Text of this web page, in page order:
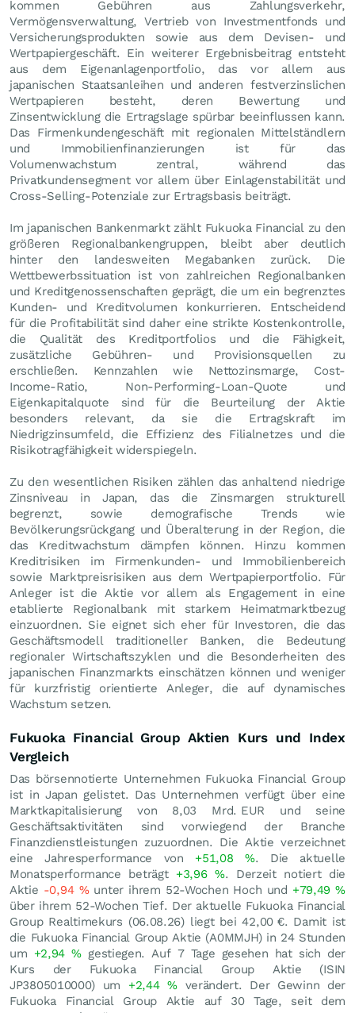
kommen Gebühren aus Zahlungsverkehr,
Vermögensverwaltung, Vertrieb von Investmentfonds und
Versicherungsprodukten sowie aus dem Devisen- und
Wertpapiergeschäft. Ein weiterer Ergebnisbeitrag entsteht
aus dem Eigenanlagenportfolio, das vor allem aus
japanischen Staatsanleihen und anderen festverzinslichen
Wertpapieren besteht, deren Bewertung und
Zinsentwicklung die Ertragslage spürbar beeinflussen kann.
Das Firmenkundengeschäft mit regionalen Mittelständlern
und Immobilienfinanzierungen ist für das
Volumenwachstum zentral, während das
Privatkundensegment vor allem über Einlagenstabilität und
Cross-Selling-Potenziale zur Ertragsbasis beiträgt.
Im japanischen Bankenmarkt zählt Fukuoka Financial zu den
größeren Regionalbankengruppen, bleibt aber deutlich
hinter den landesweiten Megabanken zurück. Die
Wettbewerbssituation ist von zahlreichen Regionalbanken
und Kreditgenossenschaften geprägt, die um ein begrenztes
Kunden- und Kreditvolumen konkurrieren. Entscheidend
für die Profitabilität sind daher eine strikte Kostenkontrolle,
die Qualität des Kreditportfolios und die Fähigkeit,
zusätzliche Gebühren- und Provisionsquellen zu
erschließen. Kennzahlen wie Nettozinsmarge, Cost-
Income-Ratio, Non-Performing-Loan-Quote und
Eigenkapitalquote sind für die Beurteilung der Aktie
besonders relevant, da sie die Ertragskraft im
Niedrigzinsumfeld, die Effizienz des Filialnetzes und die
Risikotragfähigkeit widerspiegeln.
Zu den wesentlichen Risiken zählen das anhaltend niedrige
Zinsniveau in Japan, das die Zinsmargen strukturell
begrenzt, sowie demografische Trends wie
Bevölkerungsrückgang und Überalterung in der Region, die
das Kreditwachstum dämpfen können. Hinzu kommen
Kreditrisiken im Firmenkunden- und Immobilienbereich
sowie Marktpreisrisiken aus dem Wertpapierportfolio. Für
Anleger ist die Aktie vor allem als Engagement in eine
etablierte Regionalbank mit starkem Heimatmarktbezug
einzuordnen. Sie eignet sich eher für Investoren, die das
Geschäftsmodell traditioneller Banken, die Bedeutung
regionaler Wirtschaftszyklen und die Besonderheiten des
japanischen Finanzmarkts einschätzen können und weniger
für kurzfristig orientierte Anleger, die auf dynamisches
Wachstum setzen.
Fukuoka Financial Group Aktien Kurs und Index
Vergleich
Das börsennotierte Unternehmen Fukuoka Financial Group
ist in Japan gelistet. Das Unternehmen verfügt über eine
Marktkapitalisierung von 8,03 Mrd. EUR und seine
Geschäftsaktivitäten sind vorwiegend der Branche
Finanzdienstleistungen zuzuordnen. Die Aktie verzeichnet
eine Jahresperformance von +51,08 %. Die aktuelle
Monatsperformance beträgt +3,96%. Derzeit notiert die
Aktie -0,94 %unter ihrem 52-Wochen Hoch und +79,49%
über ihrem 52-Wochen Tief. Der aktuelle Fukuoka Financial
Group Realtimekurs (06.08.26) liegt bei 42,00 €. Damit ist
die Fukuoka Financial Group Aktie (A0MMJH) in 24 Stunden
um +2,94%gestiegen. Auf 7 Tage gesehen hat sich der
Kurs der Fukuoka Financial Group Aktie (ISIN
JP3805010000) um +2,44%verändert. Der Gewinn der
Fukuoka Financial Group Aktie auf 30 Tage, seit dem